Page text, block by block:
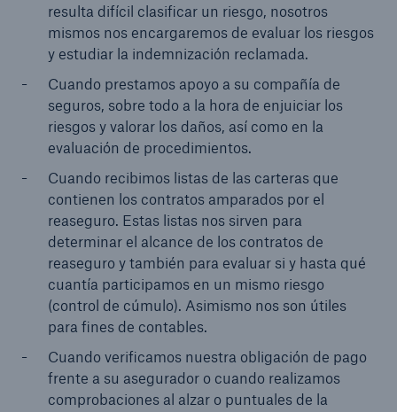
resulta difícil clasificar un riesgo, nosotros
mismos nos encargaremos de evaluar los riesgos
y estudiar la indemnización reclamada.
Cuando prestamos apoyo a su compañía de
seguros, sobre todo a la hora de enjuiciar los
riesgos y valorar los daños, así como en la
evaluación de procedimientos.
Cuando recibimos listas de las carteras que
contienen los contratos amparados por el
reaseguro. Estas listas nos sirven para
determinar el alcance de los contratos de
reaseguro y también para evaluar si y hasta qué
cuantía participamos en un mismo riesgo
(control de cúmulo). Asimismo nos son útiles
para fines de contables.
Cuando verificamos nuestra obligación de pago
frente a su asegurador o cuando realizamos
comprobaciones al alzar o puntuales de la